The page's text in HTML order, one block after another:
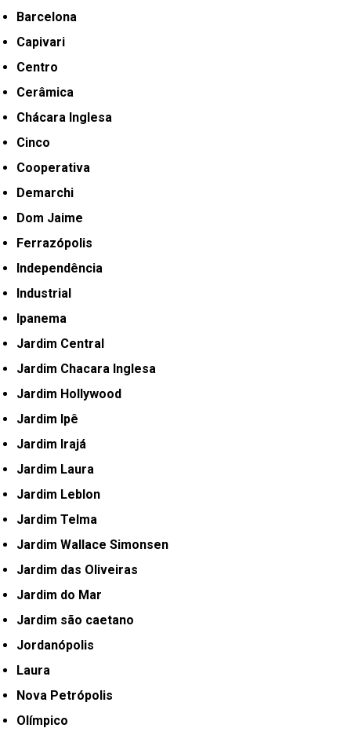
Barcelona
Capivari
Centro
Cerâmica
Chácara Inglesa
Cinco
Cooperativa
Demarchi
Dom Jaime
Ferrazópolis
Independência
Industrial
Ipanema
Jardim Central
Jardim Chacara Inglesa
Jardim Hollywood
Jardim Ipê
Jardim Irajá
Jardim Laura
Jardim Leblon
Jardim Telma
Jardim Wallace Simonsen
Jardim das Oliveiras
Jardim do Mar
Jardim são caetano
Jordanópolis
Laura
Nova Petrópolis
Olímpico